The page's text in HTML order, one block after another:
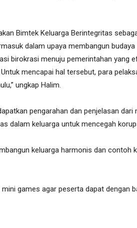
Bimtek Keluarga Berintegritas
dalam upaya membangun
birokrasi menuju pemerintahan yang
mencapai hal tersebut, para
ungkap Halim.
pengarahan dan penjelasan dari
dalam keluarga untuk mencegah
keluarga harmonis dan contoh
games agar peserta dapat dengan